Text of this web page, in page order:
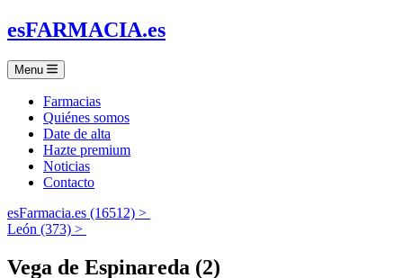
esFARMACIA.es
Menu
Farmacias
Quiénes somos
Date de alta
Hazte premium
Noticias
Contacto
esFarmacia.es (16512) >
León (373) >
Vega de Espinareda (2)